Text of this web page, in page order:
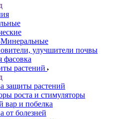
улучшители почвы
фасовка
растений
защиты растений
роста и стимуляторы
вар и побелка
от болезней